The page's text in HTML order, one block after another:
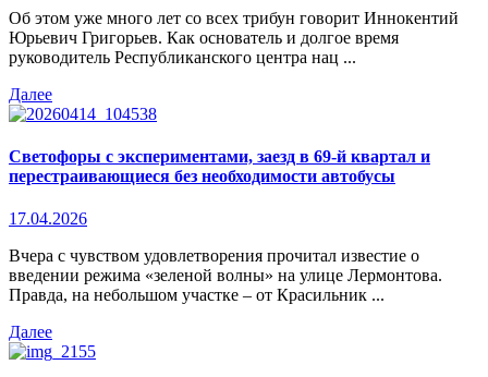
Об этом уже много лет со всех трибун говорит Иннокентий
Юрьевич Григорьев. Как основатель и долгое время
руководитель Республиканского центра нац ...
Далее
Светофоры с экспериментами, заезд в 69-й квартал и
перестраивающиеся без необходимости автобусы
17.04.2026
Вчера с чувством удовлетворения прочитал известие о
введении режима «зеленой волны» на улице Лермонтова.
Правда, на небольшом участке – от Красильник ...
Далее